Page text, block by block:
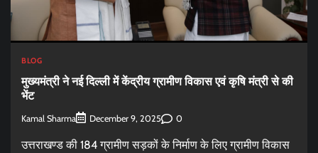
BLOG
मुख्यमंत्री ने नई दिल्ली में केंद्रीय ग्रामीण विकास एवं कृषि मंत्री से की
भेंट
Kamal Sharma December 9, 2025 0
उत्तराखण्ड की 184 ग्रामीण सड़कों के निर्माण के लिए ग्रामीण विकास